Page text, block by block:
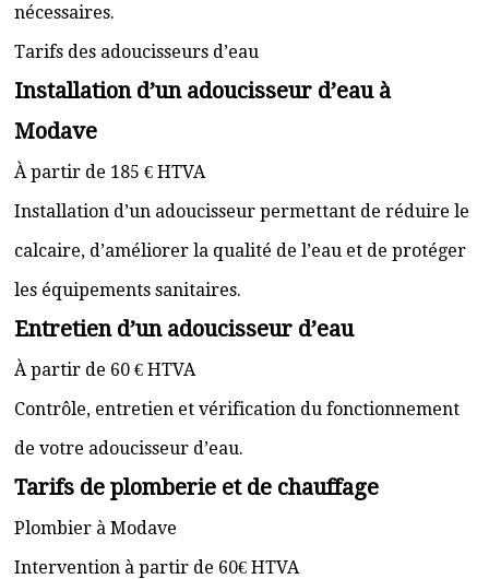
nécessaires.
Tarifs des adoucisseurs d’eau
Installation d’un adoucisseur d’eau à
Modave
À partir de 185 € HTVA
Installation d’un adoucisseur permettant de réduire le
calcaire, d’améliorer la qualité de l’eau et de protéger
les équipements sanitaires.
Entretien d’un adoucisseur d’eau
À partir de 60 € HTVA
Contrôle, entretien et vérification du fonctionnement
de votre adoucisseur d’eau.
Tarifs de plomberie et de chauffage
Plombier à Modave
Intervention à partir de 60€ HTVA